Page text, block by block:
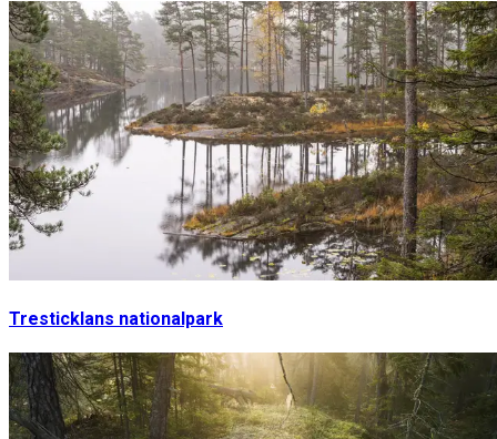
Tresticklans nationalpark